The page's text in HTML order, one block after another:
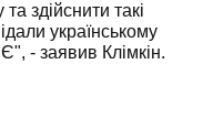
здійснити такі
українському
- заявив Клімкін.